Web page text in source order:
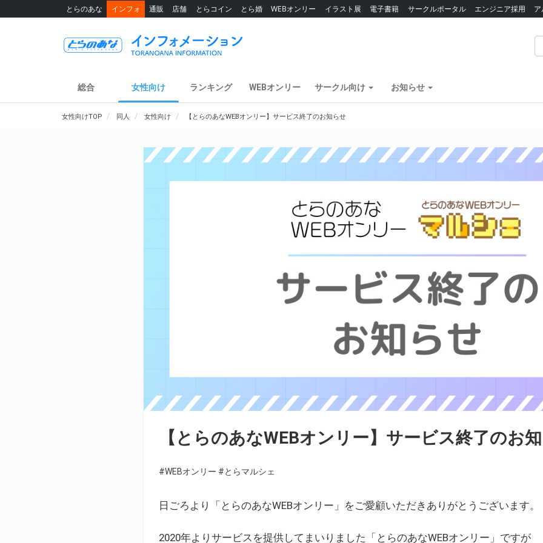
とらのあな インフォ 通販 店舗 とらコイン とら婚 WEBオンリー イラスト展 電子書籍 サークルポータル エンジニア採用
総合 女性向け ランキング WEBオンリー サークル向け お知らせ
女性向けTOP 同人 女性向け 【とらのあなWEBオンリー】サービス終了のお知らせ
【とらのあなWEBオンリー】サービス終了のお
#WEBオンリー #とらマルシェ
日ごろより「とらのあなWEBオンリー」をご愛顧いただきありがとうございます。
2020年よりサービスを提供してまいりました「とらのあなWEBオンリー」ですが